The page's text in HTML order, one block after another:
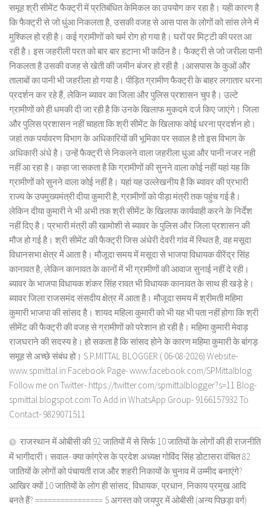
समूह श्री सीमेंट फैक्ट्री में प्रतिबंधित केमिकल का उपयोग कर रहा है। यही कारण है
कि फैक्ट्री से जो धुंआ निकलता है, उसकी वजह से आस पास के लोगों को सांस लेने में
मुश्किल हो रही है। कई ग्रामीणों को चर्म रोग हो गया है। घरों पर मिट्टी की परत आ
रही है। इस जहरीली परत को बार बार हटाना भी कठिन है। फैक्ट्री से जो जरीला पानी
निकलता है उसकी वजह से खेती की जमीन बंजर हो रही है ।आसपास के कुओं और
तालाबों का पानी भी जहरीला हो गया है। पीड़ित ग्रामीण फैक्ट्री के बाहर लगातार धरना
प्रदर्शन कर रहे हैं, लेकिन ब्यावर का जिला और पुलिस प्रशासन चुप है। उल्टे
ग्रामीणों को ही धमकी दी जा रही है कि उनके खिलाफ मुकदमे दर्ज किए जाएंगे। जिला
और पुलिस प्रशासन नहीं चाहता कि श्री सीमेंट के खिलाफ कोई धरना प्रदर्शन हो।
जहां तक पर्यावरण विभाग के अधिकारियों की भूमिका पर सवाल है तो इस विभाग के
अधिकारी अंधे है। उन्हें फैक्ट्री से निकलने वाला जहरीला धुआ और पानी नजर नही
नहीं आ रहा है। कहा जा सकता है कि ग्रामीणों की सुनने वाला कोई नहीं यहां यह कि
ग्रामीणों को सुनने वाला कोई नहीं है। यहां यह उल्लेखनीय है कि ब्यावर की प्रभारी
राज्य के उपमुख्यमंत्री दीया कुमारी है, ग्रामीणों को पीड़ा मंत्री तक पहुंच गई है।
लेकिन दीया कुमारी ने भी अभी तक श्री सीमेंट के खिलाफ कार्यवाही करने के निर्देश
नहीं दिए है। प्रभारी मंत्री की खामोशी से ब्यावर के पुलिस और जिला प्रशासन की
मौज हो गई है। श्री सीमेंट की फैक्ट्री जिस अंधेरी देवरी गांव में स्थित है, वह मसूदा
विधानसभा क्षेत्र में आता है। मौजूदा समय में मसूदा से भाजपा विधायक वीरेंद्र सिंह
कानावत है, लेकिन कानावत के कानों में भी ग्रामीणों की आवाज सुनाई नहीं दे रही।
ब्यावर के भाजपा विधायक शंकर सिंह रावत भी विधायक कानावत के साथ ही खड़े हे।
ब्यावर जिला राजसमंद संसदीय क्षेत्र में आता है। मौजूदा समय में श्रीमती महिमा
कुमारी भाजपा की सांसद है। शायद महिला कुमारी को भी यह भी पता नहीं होगा कि श्री
सीमेंट की फैक्ट्री की वजह से ग्रामीणों को परेशान हो रही है। महिमा कुमारी मेवाड़
राजघराने की सदस्य हे। हो सकता है कि सांसद होने के कारण महिमा कुमारी के बांगड़
समूह से अच्छे संबंध हो। S.P.MITTAL BLOGGER ( 06-08-2026) Website-
www.spmittal.in Facebook Page- www.facebook.com/SPMittalblog
Follow me on Twitter- https://twitter.com/spmittalblogger?s=11 Blog-
spmittal.blogspot.com To Add in WhatsApp Group- 9166157932 To
Contact- 9829071511
राजस्थान में ओबीसी की 92 जातियों में से सिर्फ 10 जातियों के लोगों की ही राजनीति
में भागीदारी। सवाल- क्या कांग्रेस के प्रदेश अध्यक्ष गोविंद सिंह डोटासरा वंचित 82
जातियों के लोगों को पंचायती राज और शहरी निकायों के चुनाव में उम्मीद बनाएंगे?
आखिर क्यों 10 जातियों के लोग ही सांसद, विधायक, प्रधान, निकाय प्रमुख आदि
बनते हैं? ================ 5 अगस्त को जयपुर में ओबीसी (अन्य पिछड़ा वर्ग)